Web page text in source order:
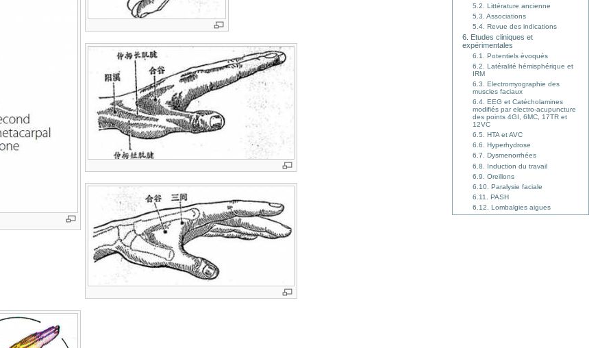
5.2. Littérature ancienne
5.3. Associations
5.4. Revue des indications
6. Etudes cliniques et
expérimentales
6.1. Potentiels évoqués
6.2. Latéralité hémisphérique et
IRM
6.3. Electromyographie des
muscles faciaux
6.4. EEG et Catécholamines
modifiés par electro-acupuncture
des points 4GI, 6MC, 17TR et
12VC
6.5. HTA et AVC
6.6. Hyperhydrose
6.7. Dysmenorrhées
6.8. Induction du travail
6.9. Oreillons
6.10. Paralysie faciale
6.11. PASH
6.12. Lombalgies aigues